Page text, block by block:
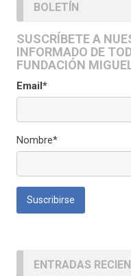
BOLETÍN
SUSCRÍBETE A
INFORMADO DE
FUNDACIÓN
Email*
Nombre*
ENTRADAS